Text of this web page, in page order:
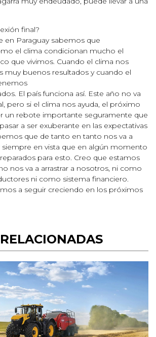
final?
en Paraguay sabemos que
el clima condicionan mucho el
que vivimos. Cuando el clima nos
muy buenos resultados y cuando el
El país funciona así. Este año no va
pero si el clima nos ayuda, el próximo
un rebote importante seguramente que
a ser exuberante en las expectativas
que de tanto en tanto nos va a
siempre en vista que en algún momento
para esto. Creo que estamos
nos va a arrastrar a nosotros, ni como
ni como sistema financiero.
a seguir creciendo en los próximos
RELACIONADAS